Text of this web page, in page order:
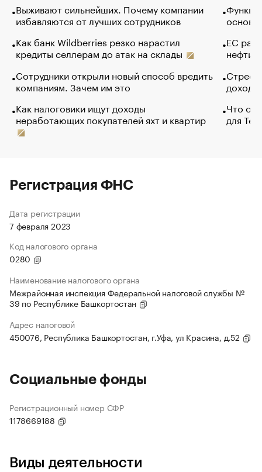
Выживают сильнейших. Почему компании
избавляются от лучших сотрудников
Как банк Wildberries резко нарастил
кредиты селлерам до атак на склады
Сотрудники открыли новый способ вредить
компаниям. Зачем им это
Как налоговики ищут доходы
неработающих покупателей яхт и квартир
основ
ЕС
нефти
Что
для
Регистрация ФНС
Дата регистрации
7 февраля 2023
Код налогового органа
0280
Наименование налогового органа
Межрайонная инспекция Федеральной налоговой службы №
39 по Республике Башкортостан
Адрес налоговой
450076, Республика Башкортостан, г.Уфа, ул Красина, д.52
Социальные фонды
Регистрационный номер СФР
1178669188
Виды деятельности